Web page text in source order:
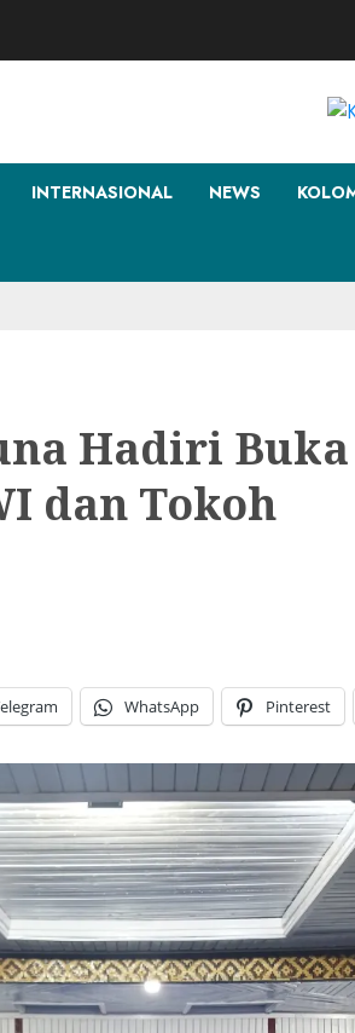
INTERNASIONAL NEWS
Hadiri Buka
dan Tokoh
WhatsApp Pinterest